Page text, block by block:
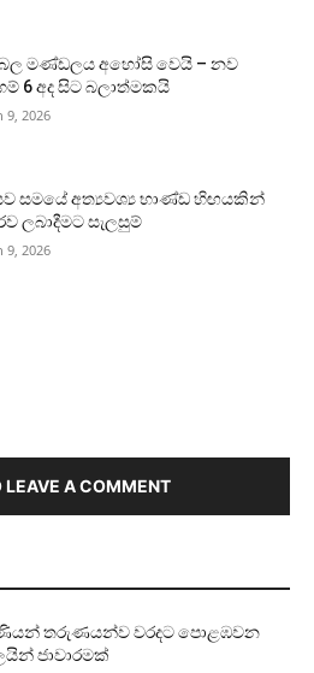
මණ්ඩලය අහෝසි වෙයි – නව
6 අද සිට බලාත්මකයි
9, 2026
සමයේ අත්‍යවශ්‍ය භාණ්ඩ හිඟයකින්
ලබාදීමට සැලසුම්
9, 2026
LEAVE A COMMENT
තරුණයන්ව වරදට පොළඹවන
ජාවාරමක්